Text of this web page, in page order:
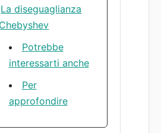
La diseguaglianza
Potrebbe
interessarti anche
Per
approfondire